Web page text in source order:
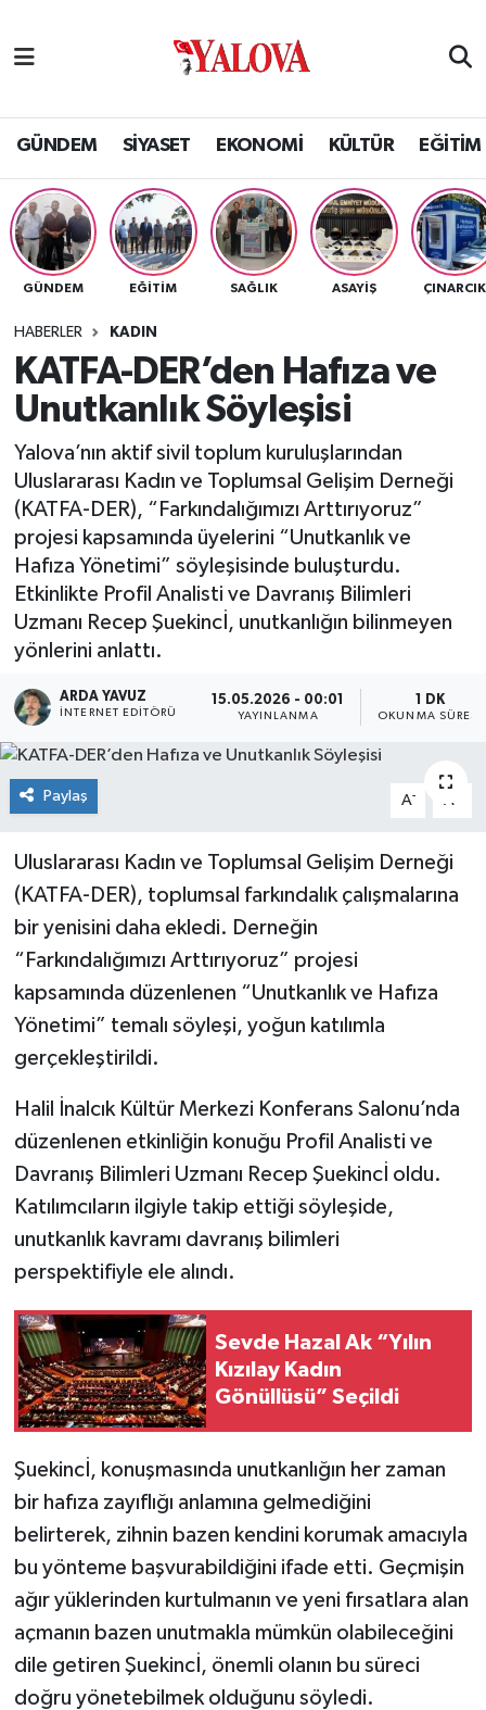
GÜNDEM SİYASET EKONOMİ KÜLTÜR EĞİTİM
GÜNDEM EĞİTİM SAĞLIK ASAYİŞ ÇINARCIK
HABERLER KADIN
KATFA-DER’den Hafıza ve
Unutkanlık Söyleşisi
Yalova’nın aktif sivil toplum kuruluşlarından
Uluslararası Kadın ve Toplumsal Gelişim Derneği
(KATFA-DER), “Farkındalığımızı Arttırıyoruz”
projesi kapsamında üyelerini “Unutkanlık ve
Hafıza Yönetimi” söyleşisinde buluşturdu.
Etkinlikte Profil Analisti ve Davranış Bilimleri
Uzmanı Recep Şuekincİ, unutkanlığın bilinmeyen
yönlerini anlattı.
ARDA YAVUZ
İNTERNET EDITÖRÜ
15.05.2026 - 00:01
YAYINLANMA
1 DK
OKUNMA SÜRESI
Paylaş A- A
Uluslararası Kadın ve Toplumsal Gelişim Derneği
(KATFA-DER), toplumsal farkındalık çalışmalarına
bir yenisini daha ekledi. Derneğin
“Farkındalığımızı Arttırıyoruz” projesi
kapsamında düzenlenen “Unutkanlık ve Hafıza
Yönetimi” temalı söyleşi, yoğun katılımla
gerçekleştirildi.
Halil İnalcık Kültür Merkezi Konferans Salonu’nda
düzenlenen etkinliğin konuğu Profil Analisti ve
Davranış Bilimleri Uzmanı Recep Şuekincİ oldu.
Katılımcıların ilgiyle takip ettiği söyleşide,
unutkanlık kavramı davranış bilimleri
perspektifiyle ele alındı.
Sevde Hazal Ak “Yılın
Kızılay Kadın
Gönüllüsü” Seçildi
Şuekincİ, konuşmasında unutkanlığın her zaman
bir hafıza zayıflığı anlamına gelmediğini
belirterek, zihnin bazen kendini korumak amacıyla
bu yönteme başvurabildiğini ifade etti. Geçmişin
ağır yüklerinden kurtulmanın ve yeni fırsatlara alan
açmanın bazen unutmakla mümkün olabileceğini
dile getiren Şuekincİ, önemli olanın bu süreci
doğru yönetebilmek olduğunu söyledi.
SİYASET
EKONOMİ
KÜLTÜR
BİLİM VE TEKNOLOJİ
ASAYİŞ
SAĞLIK
SPOR
İLÇELERİMİZ
RESMİ İLAN
Yalova Nöbetçi Eczaneler
Yalova Hava Durumu
Yalova Namaz Vakitleri
Yalova Trafik Yoğunluk Haritası
Tüm Manşetler
Son Dakika Haberleri
Haber Arşivi